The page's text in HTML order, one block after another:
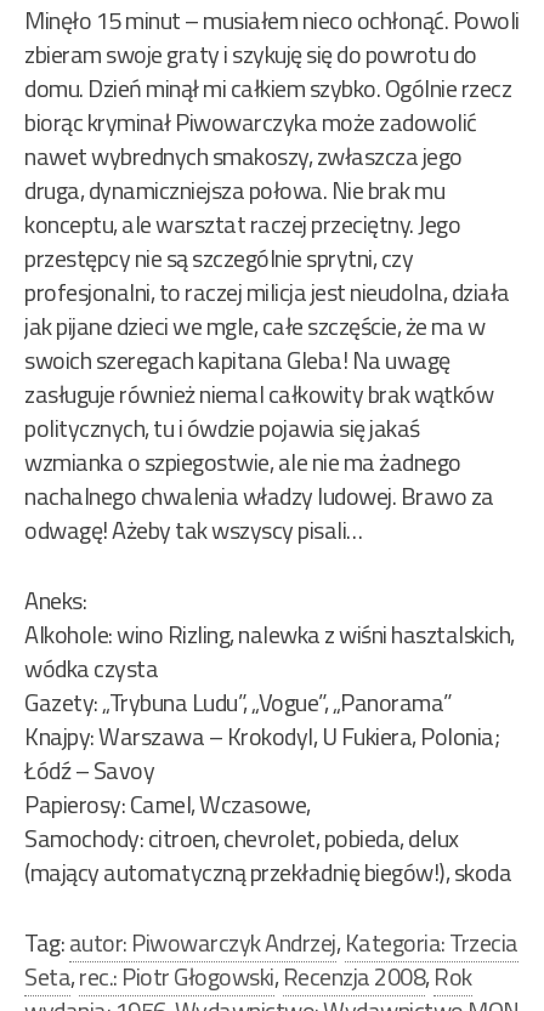
Minęło 15 minut – musiałem nieco ochłonąć. Powoli
zbieram swoje graty i szykuję się do powrotu do
domu. Dzień minął mi całkiem szybko. Ogólnie rzecz
biorąc kryminał Piwowarczyka może zadowolić
nawet wybrednych smakoszy, zwłaszcza jego
druga, dynamiczniejsza połowa. Nie brak mu
konceptu, ale warsztat raczej przeciętny. Jego
przestępcy nie są szczególnie sprytni, czy
profesjonalni, to raczej milicja jest nieudolna, działa
jak pijane dzieci we mgle, całe szczęście, że ma w
swoich szeregach kapitana Gleba! Na uwagę
zasługuje również niemal całkowity brak wątków
politycznych, tu i ówdzie pojawia się jakaś
wzmianka o szpiegostwie, ale nie ma żadnego
nachalnego chwalenia władzy ludowej. Brawo za
odwagę! Ażeby tak wszyscy pisali…
Aneks:
Alkohole: wino Rizling, nalewka z wiśni hasztalskich,
wódka czysta
Gazety: „Trybuna Ludu”, „Vogue”, „Panorama”
Knajpy: Warszawa – Krokodyl, U Fukiera, Polonia;
Łódź – Savoy
Papierosy: Camel, Wczasowe,
Samochody: citroen, chevrolet, pobieda, delux
(mający automatyczną przekładnię biegów!), skoda
Tag:autor: Piwowarczyk Andrzej,Kategoria: Trzecia
Seta,rec.: Piotr Głogowski,Recenzja 2008,Rok